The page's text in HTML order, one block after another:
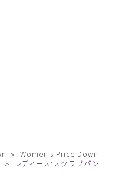
Women's Price Down
レディース:スクラブパン